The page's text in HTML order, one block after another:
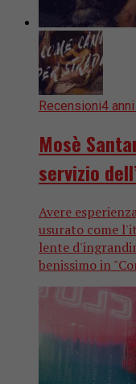
Recensioni4
Mosè
servizio
Avere
usurato come
lente
benissimo in